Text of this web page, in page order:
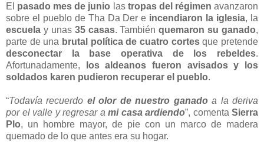
El pasado mes de junio las tropas del régimen avanzaron
sobre el pueblo de Tha Da Der e incendiaron la iglesia, la
escuela y unas 35 casas. Tambiénquemaron su ganado,
parte de una brutal política de cuatro cortesque pretende
desconectar la base operativa de los rebeldes.
Afortunadamente,
los aldeanos fueron avisados y los
soldados karen pudieron recuperar el pueblo.
“Todavía recuerdo el olor de nuestro ganadoa la deriva
por el valle y regresar a mi casa ardiendo”, comenta Sierra
Plo, un hombre mayor, de pie con un marco de madera
quemado de lo que antes era su hogar.